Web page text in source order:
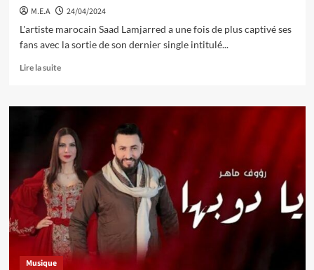
M.E.A
24/04/2024
L'artiste marocain Saad Lamjarred a une fois de plus captivé ses
fans avec la sortie de son dernier single intitulé...
Lire la suite
Musique